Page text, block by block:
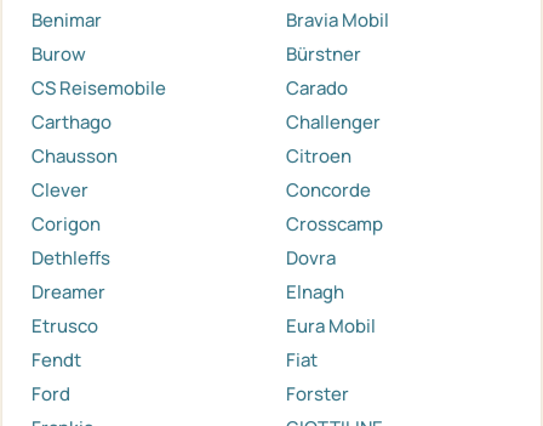
Benimar
Bravia Mobil
Burow
Bürstner
CS Reisemobile
Carado
Carthago
Challenger
Chausson
Citroen
Clever
Concorde
Corigon
Crosscamp
Dethleffs
Dovra
Dreamer
Elnagh
Etrusco
Eura Mobil
Fendt
Fiat
Ford
Forster